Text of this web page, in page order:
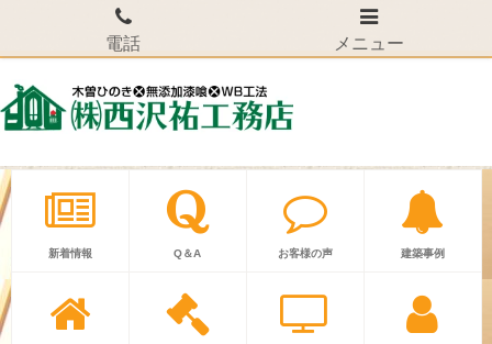
新着情報 Q＆A お客様の声 建築事例
電話 メニュー